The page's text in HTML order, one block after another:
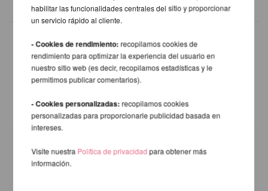
OTROS PRODUCTOS DE LA
MISMA MARCA
habilitar las funcionalidades centrales del sitio y proporcionar
un servicio rápido al cliente.
- Cookies de rendimiento: recopilamos cookies de
rendimiento para optimizar la experiencia del usuario en
nuestro sitio web (es decir, recopilamos estadísticas y le
permitimos publicar comentarios).
- Cookies personalizadas: recopilamos cookies
personalizadas para proporcionarle publicidad basada en
intereses.
Visite nuestra Política de privacidadpara obtener más
información.